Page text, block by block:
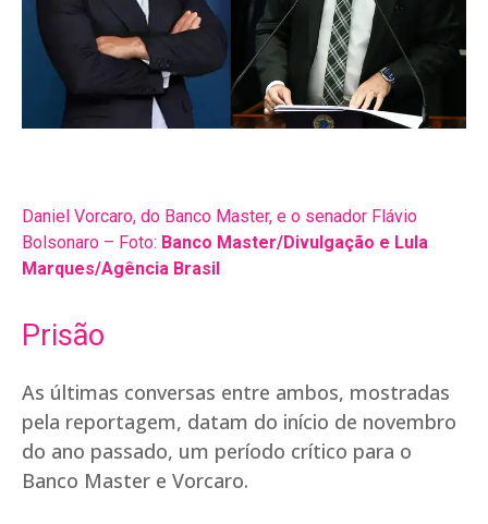
Daniel Vorcaro, do Banco Master, e o senador Flávio
Bolsonaro – Foto: Banco Master/Divulgação e Lula
Marques/Agência Brasil
Prisão
As últimas conversas entre ambos, mostradas
pela reportagem, datam do início de novembro
do ano passado, um período crítico para o
Banco Master e Vorcaro.